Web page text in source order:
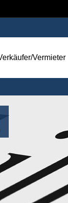
Vermieter